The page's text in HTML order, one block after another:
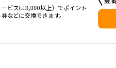
ビスは3,000以上）でポイント
などに交換できます。